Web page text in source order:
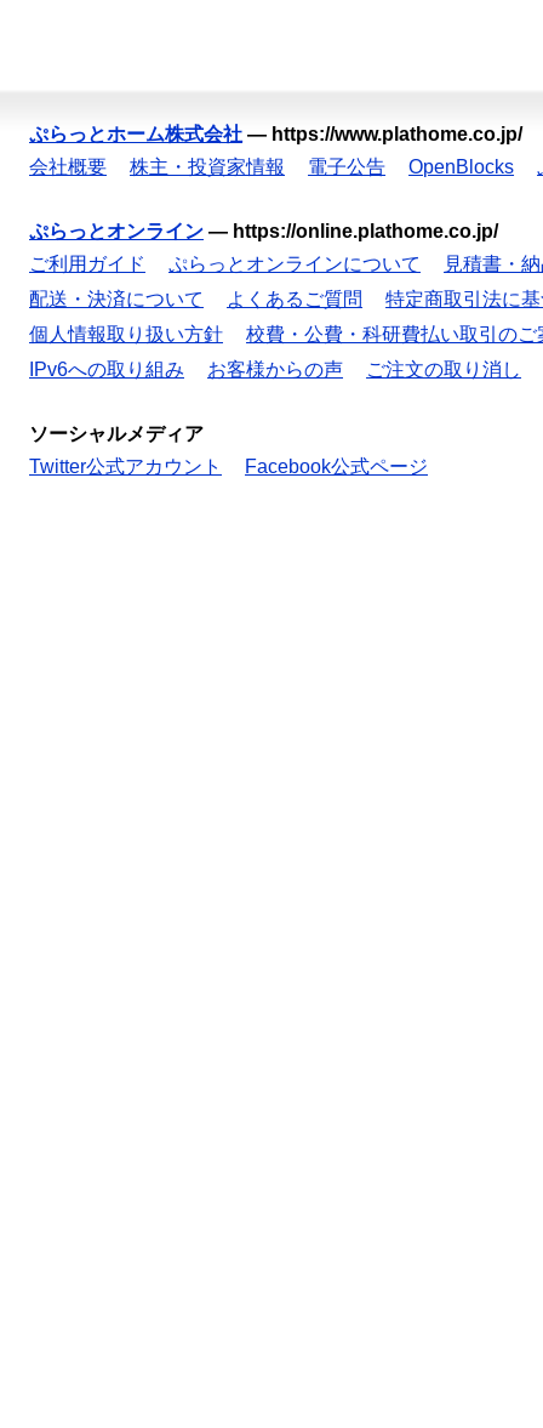
ぷらっとホーム株式会社 — https://www.plathome.co.jp/
会社概要
株主・投資家情報 電子公告 OpenBlocks
ぷらっとオンライン — https://online.plathome.co.jp/
ご利用ガイド
ぷらっとオンラインについて
見積書・
配送・決済について
よくあるご質問
特定商取引法に
個人情報取り扱い方針
校費・公費・科研費払い取引のご
IPv6への取り組み
お客様からの声 ご注文の取り消し
ソーシャルメディア
Twitter公式アカウント
Facebook公式ページ